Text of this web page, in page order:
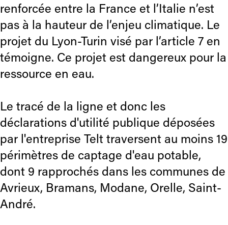
renforcée entre la France et l’Italie n’est
pas à la hauteur de l’enjeu climatique. Le
projet du Lyon-Turin visé par l’article 7 en
témoigne. Ce projet est dangereux pour la
ressource en eau.
Le tracé de la ligne et donc les
déclarations d'utilité publique déposées
par l'entreprise Telt traversent au moins 19
périmètres de captage d'eau potable,
dont 9 rapprochés dans les communes de
Avrieux, Bramans, Modane, Orelle, Saint-
André.